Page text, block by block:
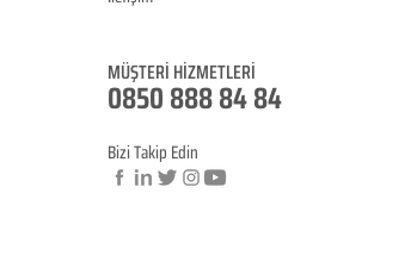
MÜŞTERİ HİZMETLERİ
0850 888 84 84
Bizi Takip Edin